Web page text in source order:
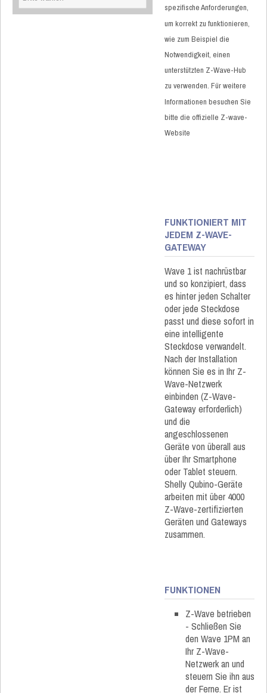
spezifische Anforderungen,
um korrekt zu funktionieren,
wie zum Beispiel die
Notwendigkeit, einen
unterstützten Z-Wave-Hub
zu verwenden. Für weitere
Informationen besuchen Sie
bitte die offizielle Z-wave-
Website
FUNKTIONIERT MIT
JEDEM Z-WAVE-
GATEWAY
Wave 1 ist nachrüstbar
und so konzipiert, dass
es hinter jeden Schalter
oder jede Steckdose
passt und diese sofort in
eine intelligente
Steckdose verwandelt.
Nach der Installation
können Sie es in Ihr Z-
Wave-Netzwerk
einbinden (Z-Wave-
Gateway erforderlich)
und die
angeschlossenen
Geräte von überall aus
über Ihr Smartphone
oder Tablet steuern.
Shelly Qubino-Geräte
arbeiten mit über 4000
Z-Wave-zertifizierten
Geräten und Gateways
zusammen.
FUNKTIONEN
Z-Wave betrieben
- Schließen Sie
den Wave 1PM an
Ihr Z-Wave-
Netzwerk an und
steuern Sie ihn aus
der Ferne. Er ist